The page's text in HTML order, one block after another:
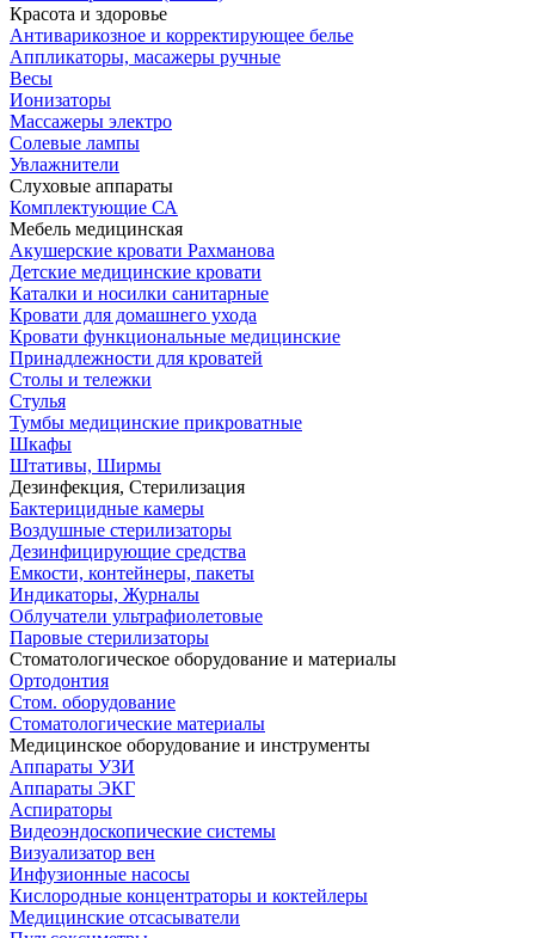
Красота и здоровье
Антиварикозное и корректирующее белье
Аппликаторы, масажеры ручные
Весы
Ионизаторы
Массажеры электро
Солевые лампы
Увлажнители
Слуховые аппараты
Комплектующие СА
Мебель медицинская
Акушерские кровати Рахманова
Детские медицинские кровати
Каталки и носилки санитарные
Кровати для домашнего ухода
Кровати функциональные медицинские
Принадлежности для кроватей
Столы и тележки
Стулья
Тумбы медицинские прикроватные
Шкафы
Штативы, Ширмы
Дезинфекция, Стерилизация
Бактерицидные камеры
Воздушные стерилизаторы
Дезинфицирующие средства
Емкости, контейнеры, пакеты
Индикаторы, Журналы
Облучатели ультрафиолетовые
Паровые стерилизаторы
Стоматологическое оборудование и материалы
Ортодонтия
Стом. оборудование
Стоматологические материалы
Медицинское оборудование и инструменты
Аппараты УЗИ
Аппараты ЭКГ
Аспираторы
Видеоэндоскопические системы
Визуализатор вен
Инфузионные насосы
Кислородные концентраторы и коктейлеры
Медицинские отсасыватели